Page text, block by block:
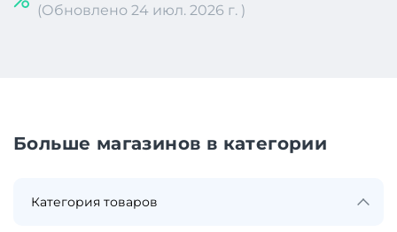
(Обновлено 24 июл. 2026 г. )
Больше магазинов в категории